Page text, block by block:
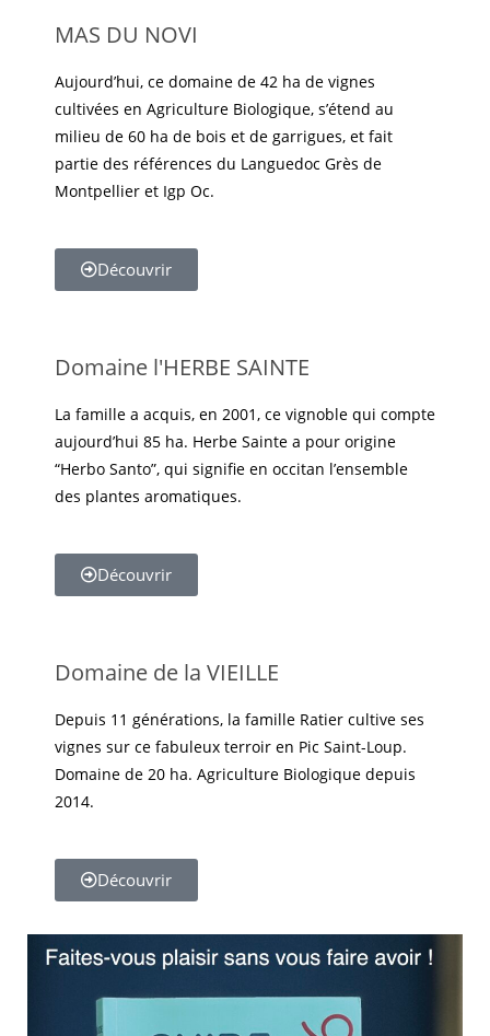
MAS DU NOVI
Aujourd’hui, ce domaine de 42 ha de vignes
cultivées en Agriculture Biologique, s’étend au
milieu de 60 ha de bois et de garrigues, et fait
partie des références du Languedoc Grès de
Montpellier et Igp Oc.
Découvrir
Domaine l'HERBE SAINTE
La famille a acquis, en 2001, ce vignoble qui compte
aujourd’hui 85 ha. Herbe Sainte a pour origine
“Herbo Santo”, qui signifie en occitan l’ensemble
des plantes aromatiques.
Découvrir
Domaine de la VIEILLE
Depuis 11 générations, la famille Ratier cultive ses
vignes sur ce fabuleux terroir en Pic Saint-Loup.
Domaine de 20 ha. Agriculture Biologique depuis
2014.
Découvrir